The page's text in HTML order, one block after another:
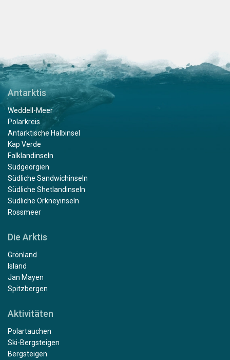
Antarktis
Weddell-Meer
Polarkreis
Antarktische Halbinsel
Kap Verde
Falklandinseln
Südgeorgien
Südliche Sandwichinseln
Südliche Shetlandinseln
Südliche Orkneyinseln
Rossmeer
Die Arktis
Grönland
Island
Jan Mayen
Spitzbergen
Aktivitäten
Polartauchen
Ski-Bergsteigen
Bergsteigen